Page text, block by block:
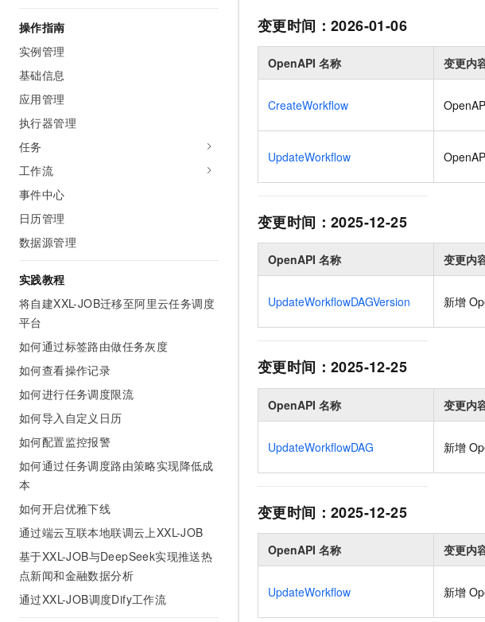
操作指南
实例管理
基础信息
应用管理
执行器管理
任务
工作流
事件中心
日历管理
数据源管理
实践教程
将自建XXL-JOB迁移至阿里云任务调度
平台
如何通过标签路由做任务灰度
如何查看操作记录
如何进行任务调度限流
如何导入自定义日历
如何配置监控报警
如何通过任务调度路由策略实现降低成
本
如何开启优雅下线
通过端云互联本地联调云上XXL-JOB
基于XXL-JOB与DeepSeek实现推送热
点新闻和金融数据分析
通过XXL-JOB调度Dify工作流
变更时间： 2026-01-06
OpenAPI 名称 变更内
CreateWorkflow
UpdateWorkflow
变更时间： 2025-12-25
OpenAPI 名称 变更内
UpdateWorkflowDAGVersion 新增
变更时间： 2025-12-25
OpenAPI 名称 变更内
UpdateWorkflowDAG 新增
变更时间： 2025-12-25
OpenAPI 名称 变更内
UpdateWorkflow 新增
千问AI平台-Token Plan NEW
在线体验全尺寸、多种模态的模型效果
大模型
丰富多元
灵活可
大模型解决方案
快速部署 Dify，高效搭建 AI 应用
依托云原生高可用架构,实现Dify私有化部署
10 分钟在聊天系统中增加一个 AI 助手 即刻拥
数据库
大数据计算
企业服务与云通信
域名与网站
Serverless
开发工具
迁移与运维管理
专有云
上云与迁云
企业出海
政企业务
产品新客免费试用，最长12个月
大模型ACA认证体验
助力企业全员 AI 认知与能力提升
生态解决方案
行业生态解决方案
开发者生态解决方案
AI 开发和 AI 应用解决方案
OA 办
财税管
400电话
广告营